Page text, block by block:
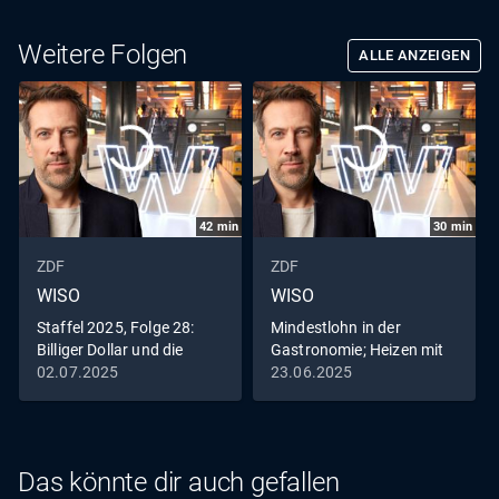
Weitere Folgen ALLE ANZEIGEN
42 min
ZDF
WISO
Staffel 2025, Folge 28:
Billiger Dollar und die
Folgen; Frührente versus
02.07.2025
30 min
ZDF
WISO
Mindestlohn in der
Gastronomie; Heizen mit
Wasserstoff?
23.06.2025
Das könnte dir auch gefallen